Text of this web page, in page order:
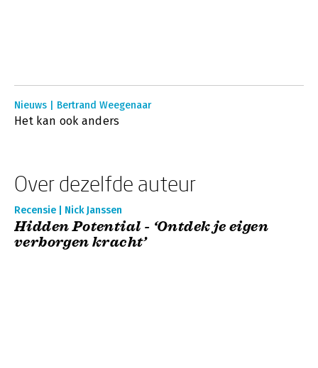
Nieuws | Bertrand Weegenaar
Het kan ook anders
Over dezelfde auteur
Recensie | Nick Janssen
Hidden Potential - ‘Ontdek je eigen
verborgen kracht’